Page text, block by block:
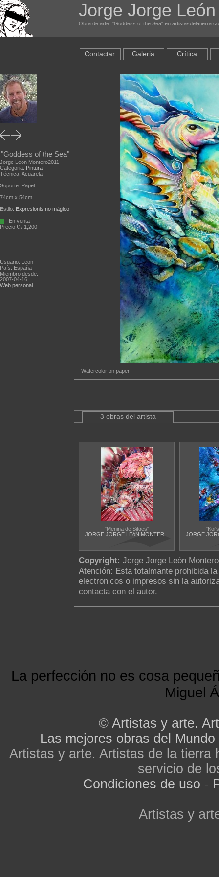
Jorge Jorge
Obra de arte: "Goddess of the Sea" en
"Goddess of the Sea"
Jorge Leon Montero2011
Categoria: Pintura
Técnica: Acuarela
Soporte: Papel
74cm x 54cm
Estilo: Expresionismo mágico
En venta
Precio € / 1,200
Usuario: Leon
País: España
Miembro desde:
2007-04-16
Web personal
Contactar Galeria Crítica
Watercolor on paper
3 obras del artista
"Menina de Sitges"
JORGE JORGE LEóN MONTER...
JORGE
Copyright: Jorge Jorge León
Atención: Esta totalmante prohibida
electronicos o impresos sin la
contacta con el autor.
La perfección no es cosa
Miguel
© Artistas y arte.
Las mejores obras del Mundo
Artistas y arte. Artistas de la tierra
servicio de
Condiciones de uso -
Artistas y